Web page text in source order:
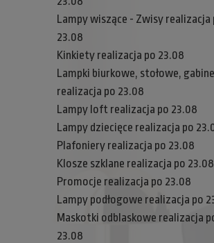
Lampy wiszące - Zwisy realizacja
23.08
Kinkiety realizacja po 23.08
Lampki biurkowe, stołowe,
realizacja po 23.08
Lampy loft realizacja po 23.08
Lampy dziecięce realizacja po
Plafoniery realizacja po 23.08
Klosze szklane realizacja po 23.08
Promocje realizacja po 23.08
Lampy podłogowe realizacja po
Maskotki odblaskowe realizacja
23.08